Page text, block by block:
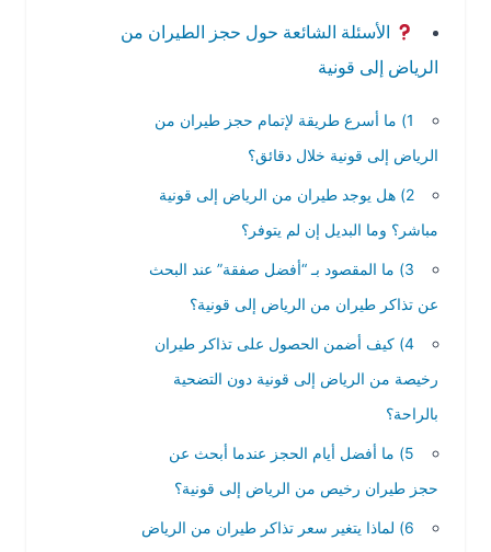
الأسئلة الشائعة حول حجز الطيران من
الرياض إلى قونية
1) ما أسرع طريقة لإتمام حجز طيران من
الرياض إلى قونية خلال دقائق؟
2) هل يوجد طيران من الرياض إلى قونية
مباشر؟ وما البديل إن لم يتوفر؟
3) ما المقصود بـ “أفضل صفقة” عند البحث
عن تذاكر طيران من الرياض إلى قونية؟
4) كيف أضمن الحصول على تذاكر طيران
رخيصة من الرياض إلى قونية دون التضحية
بالراحة؟
5) ما أفضل أيام الحجز عندما أبحث عن
حجز طيران رخيص من الرياض إلى قونية؟
6) لماذا يتغير سعر تذاكر طيران من الرياض